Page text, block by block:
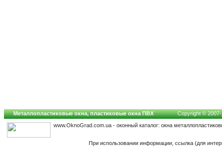
Металлопластиковые окна, пластиковые окна ПВХ
Copyright ©
www.OknoGrad.com.ua - оконный каталог: окна
При использовании информации, ссылка (для